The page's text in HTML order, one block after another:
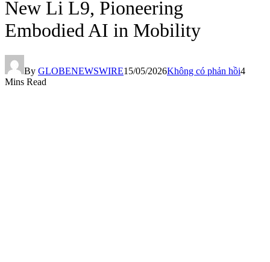
New Li L9, Pioneering
Embodied AI in Mobility
By GLOBENEWSWIRE15/05/2026Không có phản hồi4
Mins Read